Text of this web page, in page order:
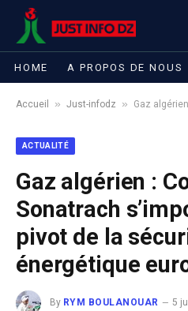
HOME A PROPOS DE NOUS
Accueil » Just-infodz » Gaz algérien : Comment la
ACTUALITÉ
Gaz algérien :
Sonatrach
pivot de la
énergétique
By RYM BOULANOUAR
5